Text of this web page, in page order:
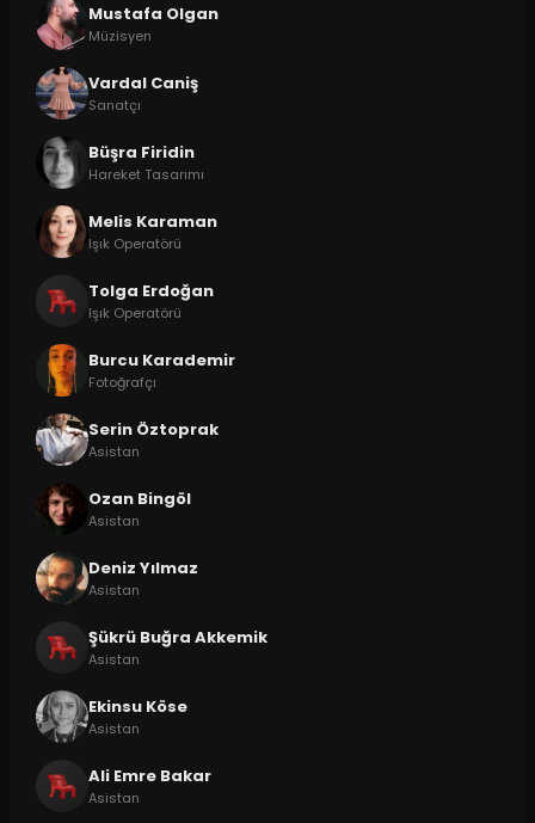
Mustafa Olgan
Müzisyen
Vardal Caniş
Sanatçı
Büşra Firidin
Hareket Tasarımı
Melis Karaman
Işık Operatörü
Tolga Erdoğan
Işık Operatörü
Burcu Karademir
Fotoğrafçı
Serin Öztoprak
Asistan
Ozan Bingöl
Asistan
Deniz Yılmaz
Asistan
Şükrü Buğra Akkemik
Asistan
Ekinsu Köse
Asistan
Ali Emre Bakar
Asistan